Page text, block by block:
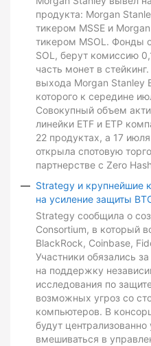
продукта: Morgan
тикером MSSE и
тикером MSOL. Фонды
SOL, берут комиссию
часть монет в
выхода Morgan Stanley
которого к середине
Совокупный объем
линейки ETF и ETP
22 продуктах, а 17
открыла спотовую
партнерстве с Zero
Strategy и крупнейшие
на усиление защиты
Strategy сообщила о
Consortium, в который
BlackRock, Coinbase,
Участники обязались
на поддержку
исследования по
возможных угроз со
компьютеров. В
будут
вмешиваться в